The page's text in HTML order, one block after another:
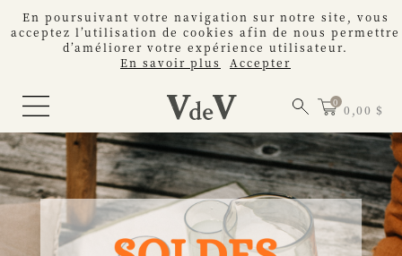
En poursuivant votre navigation sur notre site, vous
acceptez l’utilisation de cookies afin de nous permettre
d’améliorer votre expérience utilisateur.
En savoir plus
Accepter
0,00 $